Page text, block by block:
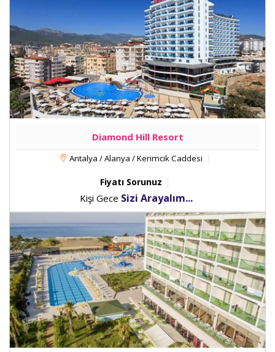
Diamond Hill Resort
Antalya / Alanya / Kerimcik Caddesi
Fiyatı Sorunuz
Kişi Gece Sizi Arayalım...